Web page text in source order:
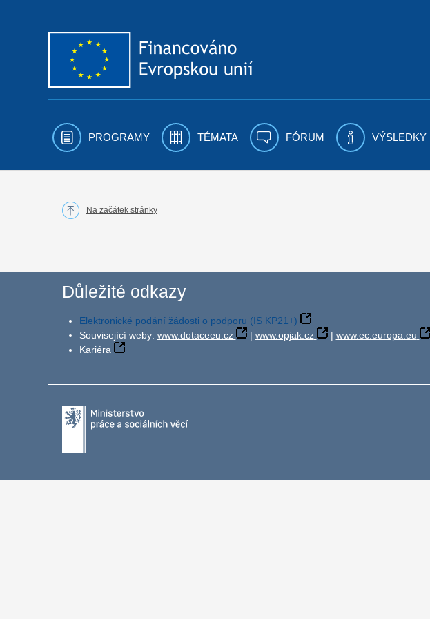
PROGRAMY TÉMATA FÓRUM VÝSLEDKY
Na začátek stránky
Důležité odkazy
Elektronické podání žádosti o podporu (IS KP21+)
Související weby: www.dotaceeu.cz | www.opjak.cz | www.ec.europa.eu
Kariéra